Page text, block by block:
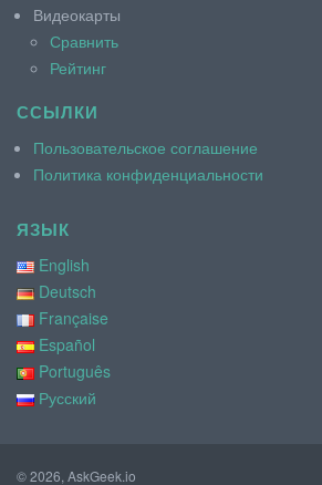
Видеокарты
Сравнить
Рейтинг
ССЫЛКИ
Пользовательское соглашение
Политика конфиденциальности
ЯЗЫК
English
Deutsch
Française
Español
Português
Русский
© 2026, AskGeek.io